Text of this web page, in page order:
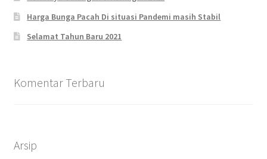
Harga Bunga Pacah Di situasi Pandemi masih Stabil
Selamat Tahun Baru 2021
Komentar Terbaru
Arsip